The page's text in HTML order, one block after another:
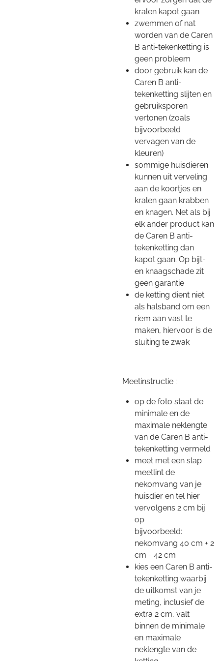
kralen kapot gaan
zwemmen of nat
worden van de Caren
B anti-tekenketting is
geen probleem
door gebruik kan de
Caren B anti-
tekenketting slijten en
gebruiksporen
vertonen (zoals
bijvoorbeeld
vervagen van de
kleuren)
sommige huisdieren
kunnen uit verveling
aan de koortjes en
kralen gaan krabben
en knagen. Net als bij
elk ander product kan
de Caren B anti-
tekenketting dan
kapot gaan. Op bijt-
en knaagschade zit
geen garantie
de ketting dient niet
als halsband om een
riem aan vast te
maken, hiervoor is de
sluiting te zwak
Meetinstructie :
op de foto staat de
minimale en de
maximale neklengte
van de Caren B anti-
tekenketting vermeld
meet met een slap
meetlint de
nekomvang van je
huisdier en tel hier
vervolgens 2 cm bij
op
bijvoorbeeld:
nekomvang 40 cm + 2
cm = 42 cm
kies een Caren B anti-
tekenketting waarbij
de uitkomst van je
meting, inclusief de
extra 2 cm, valt
binnen de minimale
en maximale
neklengte van de